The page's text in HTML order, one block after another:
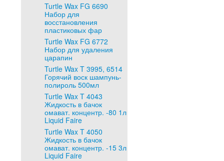
Turtle Wax FG 6690
Набор для
восстановления
пластиковых фар
Turtle Wax FG 6772
Набор для удаления
царапин
Turtle Wax T 3995, 6514
Горячий воск шампунь-
полироль 500мл
Turtle Wax T 4043
Жидкость в бачок
омават. концентр. -80 1л
Liquid Faire
Turtle Wax T 4050
Жидкость в бачок
омават. концентр. -15 3л
Liquid Faire